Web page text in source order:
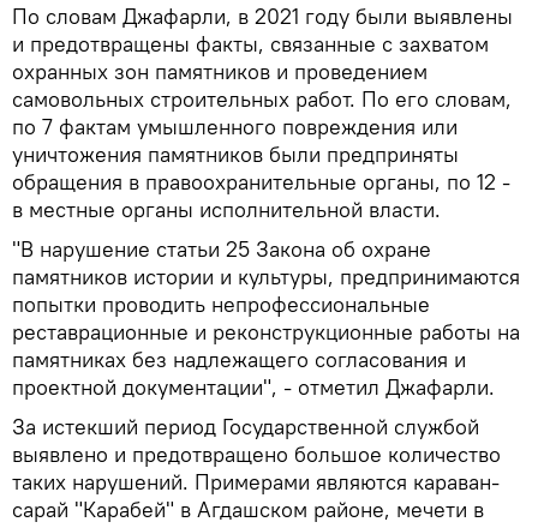
По словам Джафарли, в 2021 году были выявлены
и предотвращены факты, связанные с захватом
охранных зон памятников и проведением
самовольных строительных работ. По его словам,
по 7 фактам умышленного повреждения или
уничтожения памятников были предприняты
обращения в правоохранительные органы, по 12 -
в местные органы исполнительной власти.
"В нарушение статьи 25 Закона об охране
памятников истории и культуры, предпринимаются
попытки проводить непрофессиональные
реставрационные и реконструкционные работы на
памятниках без надлежащего согласования и
проектной документации", - отметил Джафарли.
За истекший период Государственной службой
выявлено и предотвращено большое количество
таких нарушений. Примерами являются караван-
сарай "Карабей" в Агдашском районе, мечети в